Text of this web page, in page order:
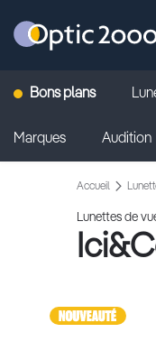
Retour vers la page
Bons plans
Marques Audition
Accueil
Lunettes de